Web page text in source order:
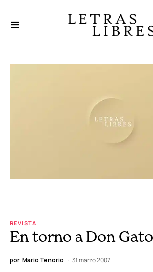
REVISTA
En torno a Don Gato
por Mario Tenorio 31 marzo 2007